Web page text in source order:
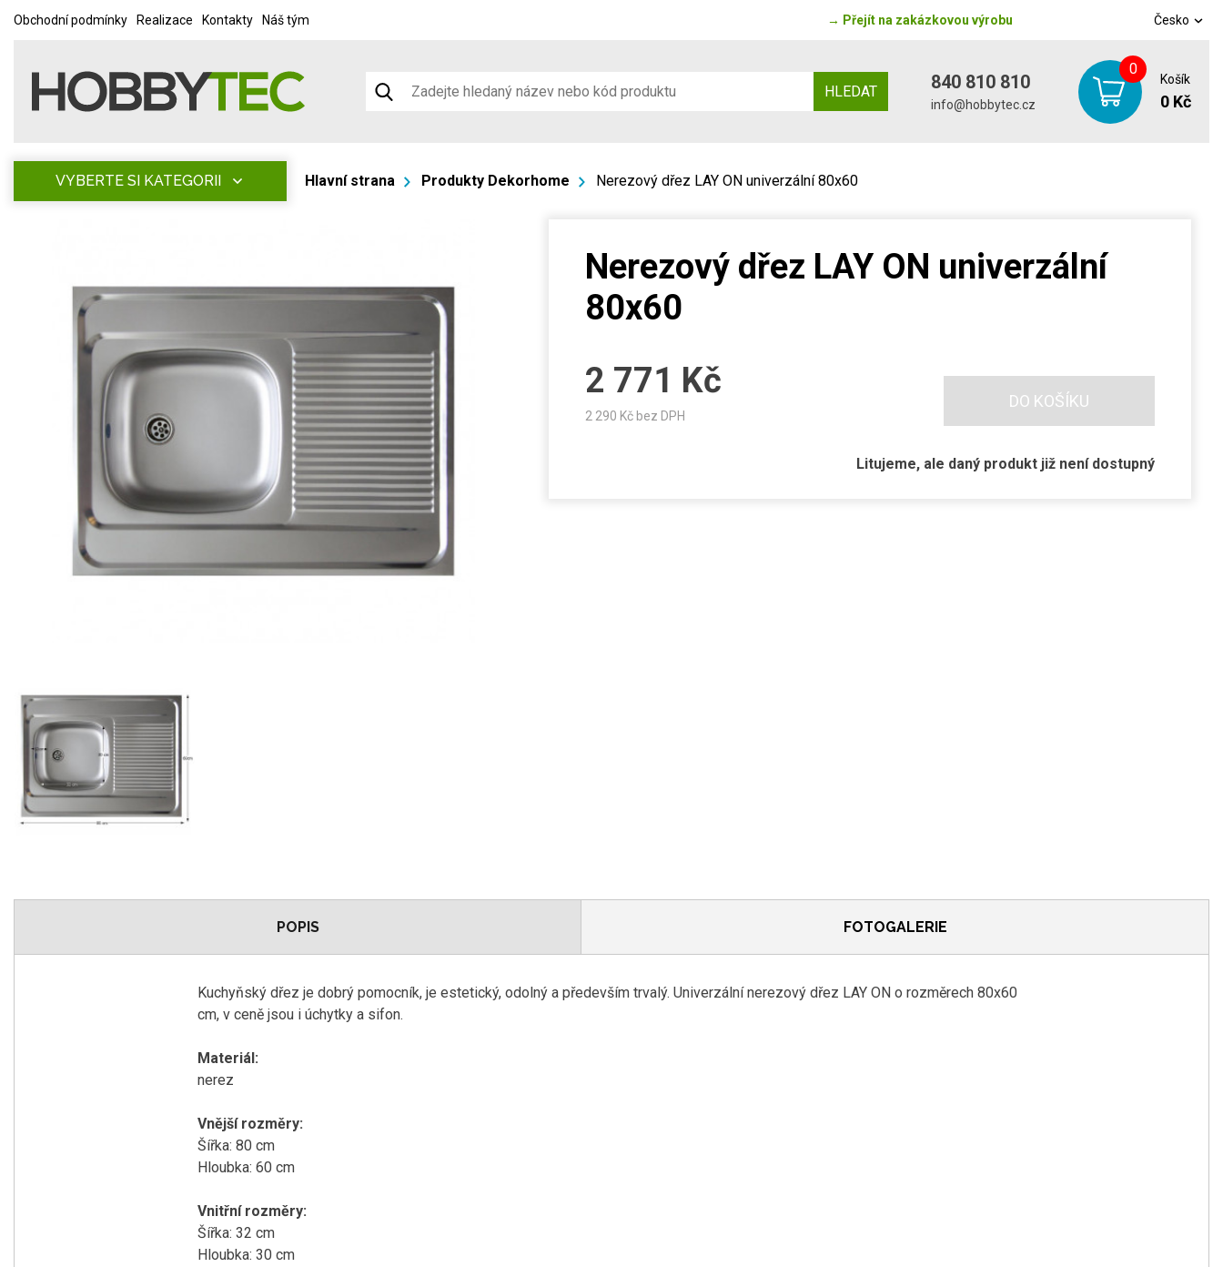
Obchodní podmínky Realizace Kontakty Náš tým → Přejít na zakázkovou výrobu Česko
HLEDAT 840 810 810
info@hobbytec.cz
0
Košík
0 Kč
VYBERTE SI KATEGORII Hlavní strana Produkty Dekorhome Nerezový dřez LAY ON univerzální 80x60
Nerezový dřez LAY ON univerzální
80x60
2 771 Kč
2 290 Kč bez DPH
DO KOŠÍKU
Litujeme, ale daný produkt již není dostupný
POPIS FOTOGALERIE
Kuchyňský dřez je dobrý pomocník, je estetický, odolný a především trvalý. Univerzální nerezový dřez LAY ON o rozměrech 80x60
cm, v ceně jsou i úchytky a sifon.
Materiál:
nerez
Vnější rozměry:
Šířka: 80 cm
Hloubka: 60 cm
Vnitřní rozměry:
Šířka: 32 cm
Hloubka: 30 cm